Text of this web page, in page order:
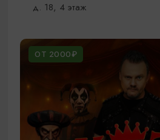
д. 18, 4 этаж
ОТ 2000₽